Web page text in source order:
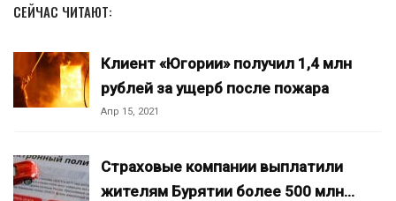
СЕЙЧАС ЧИТАЮТ:
Клиент «Югории» получил 1,4 млн
рублей за ущерб после пожара
Апр 15, 2021
Страховые компании выплатили
жителям Бурятии более 500 млн…